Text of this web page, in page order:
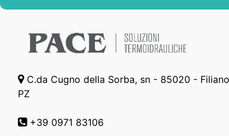
C.da Cugno della Sorba, sn - 85020 -
PZ
+39 0971 83106